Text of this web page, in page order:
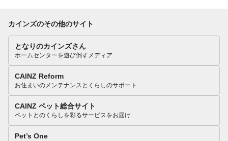
カインズのその他のサイト
となりのカインズさん
ホームセンターを遊び倒すメディア
CAINZ Reform
お住まいのメンテナンスとくらしのサポート
CAINZ ペット総合サイト
ペットとのくらしを彩るサービスをお届け
Pet’s One